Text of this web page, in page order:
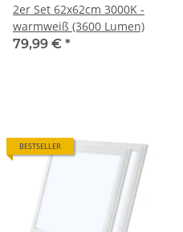
2er Set 62x62cm 3000K -
warmweiß (3600 Lumen)
79,99 € *
BESTSELLER